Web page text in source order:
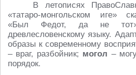
В летописях
«татаро-монгольском иге»
«Был Федот, да не
древлесловенскому языку.
образы к современному
– враг, разбойник; могол –
порядок.